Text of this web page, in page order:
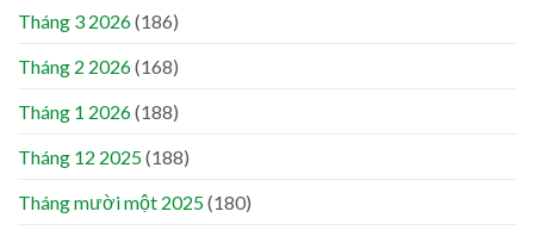
Tháng 3 2026(186)
Tháng 2 2026(168)
Tháng 1 2026(188)
Tháng 12 2025(188)
Tháng mười một 2025(180)